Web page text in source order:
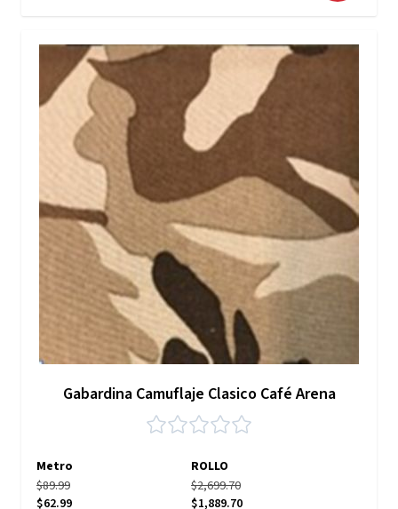
Gabardina Camuflaje Clasico Café Arena
Metro
ROLLO
$89.99
$62.99
$2,699.70
$1,889.70